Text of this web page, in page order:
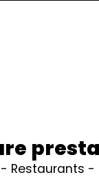
Restaurants -